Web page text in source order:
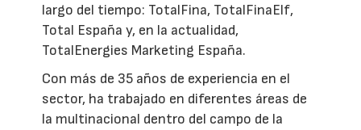
largo del tiempo: TotalFina, TotalFinaElf,
Total España y, en la actualidad,
TotalEnergies Marketing España.
Con más de 35 años de experiencia en el
sector, ha trabajado en diferentes áreas de
la multinacional dentro del campo de la